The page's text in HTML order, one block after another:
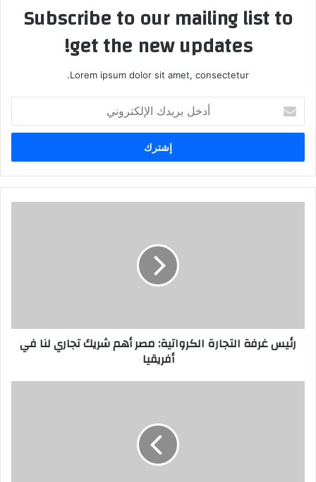
Subscribe to our mailing list to
get the new updates!
Lorem ipsum dolor sit amet, consectetur.
بريدك
الإلكتروني
رئيس غرفة التجارة الكرواتية: مصر أهم شريك تجاري لنا في
أفريقيا